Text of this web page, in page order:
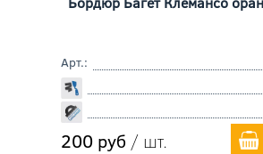
Арт.:
200 руб / шт.